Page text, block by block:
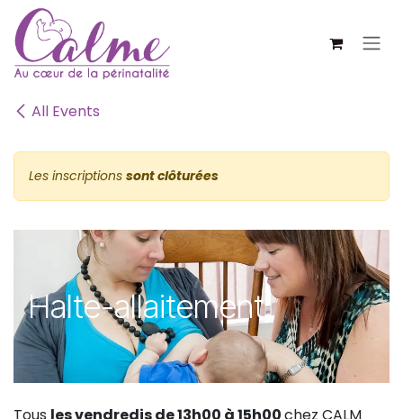
SE RENDRE AU CONTENU
All Events
Les inscriptions sont clôturées
Halte-allaitement